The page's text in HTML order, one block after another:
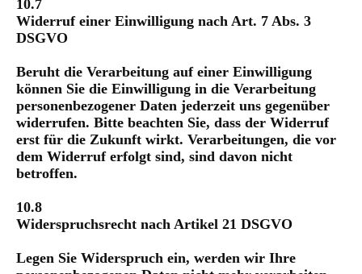
10.7
Widerruf einer Einwilligung nach Art. 7 Abs. 3
DSGVO
Beruht die Verarbeitung auf einer Einwilligung
können Sie die Einwilligung in die Verarbeitung
personenbezogener Daten jederzeit uns gegenüber
widerrufen. Bitte beachten Sie, dass der Widerruf
erst für die Zukunft wirkt. Verarbeitungen, die vor
dem Widerruf erfolgt sind, sind davon nicht
betroffen.
10.8
Widerspruchsrecht nach Artikel 21 DSGVO
Legen Sie Widerspruch ein, werden wir Ihre